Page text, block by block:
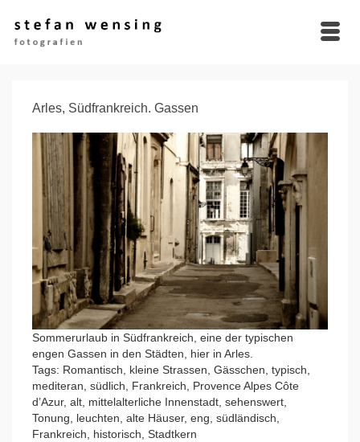
Arles, Südfrankreich. Gassen
Sommerurlaub in Südfrankreich, eine der typischen
engen Gassen in den Städten, hier in Arles.
Tags: Romantisch, kleine Strassen, Gässchen, typisch,
mediteran, südlich, Frankreich, Provence Alpes Côte
d’Azur, alt, mittelalterliche Innenstadt, sehenswert,
Tonung, leuchten, alte Häuser, eng, südländisch,
Frankreich, historisch, Stadtkern